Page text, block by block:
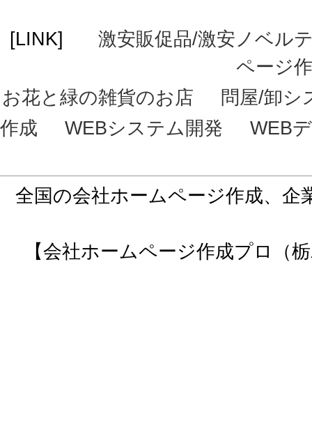
[LINK]
激安販促品/激安ノベル
ページ
お花と緑の雑貨のお店
問屋/卸シ
作成
WEBシステム開発 WEB
全国の会社ホームページ作成、企
【会社ホームページ作成プロ（